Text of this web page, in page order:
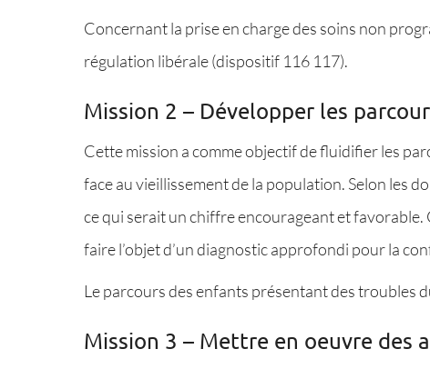
Concernant la prise en charge des soins non
régulation libérale (dispositif 116 117).
Mission 2 – Développer les
Cette mission a comme objectif de fluidifier les
face au vieillissement de la population. Selon les
ce qui serait un chiffre encourageant et
faire l’objet d’un diagnostic approfondi pour la
Le parcours des enfants présentant des troubles
Mission 3 – Mettre en oeuvre